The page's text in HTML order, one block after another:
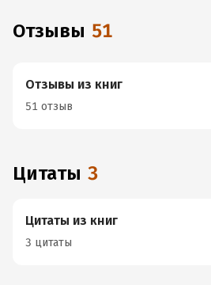
Отзывы 51
Отзывы из книг
51 отзыв
Цитаты 3
Цитаты из книг
3 цитаты